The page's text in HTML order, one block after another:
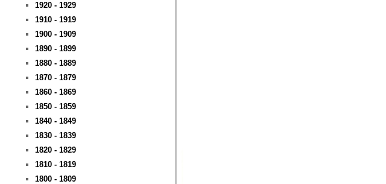
1920 - 1929
1910 - 1919
1900 - 1909
1890 - 1899
1880 - 1889
1870 - 1879
1860 - 1869
1850 - 1859
1840 - 1849
1830 - 1839
1820 - 1829
1810 - 1819
1800 - 1809